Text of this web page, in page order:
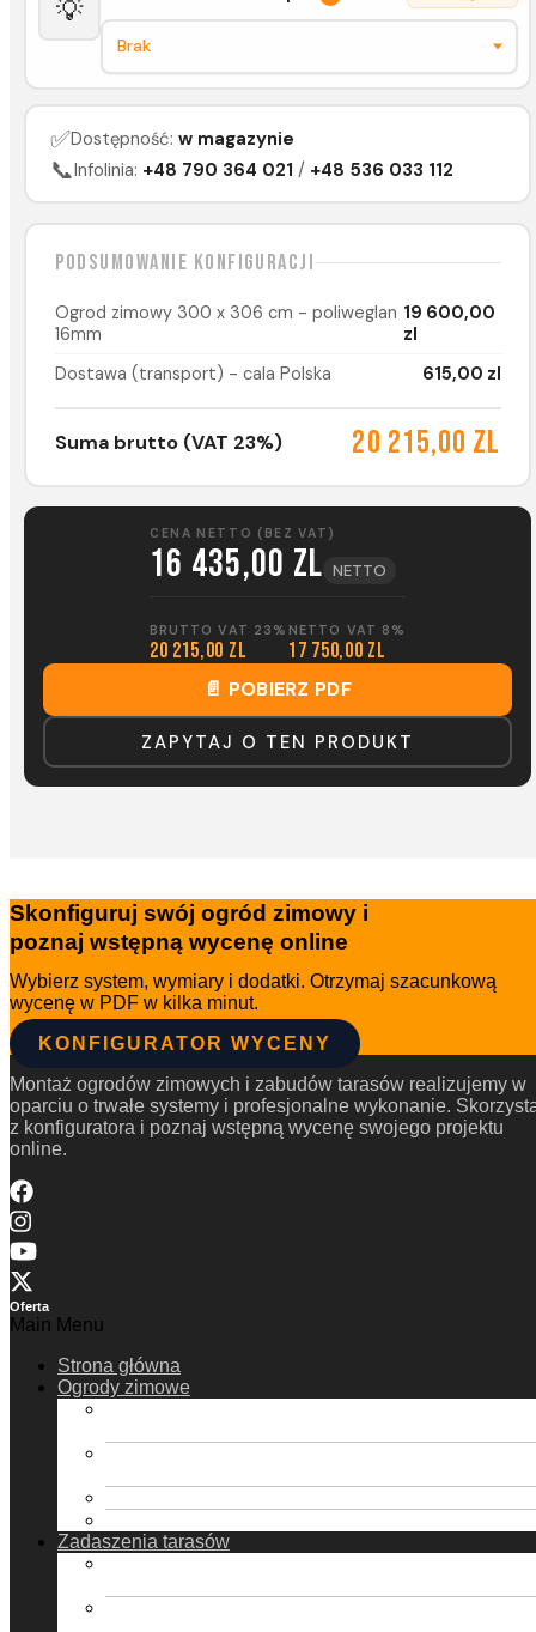
💡
✅Dostępność: w magazynie
📞Infolinia: +48 790 364 021 / +48 536 033 112
Podsumowanie konfiguracji
Ogrod zimowy 300 x 306 cm - poliweglan
16mm
19 600,00
zl
Dostawa (transport) - cala Polska
615,00 zl
Suma brutto (VAT 23%) 20 215,00 zl
CENA NETTO (BEZ VAT)
16 435,00 zl NETTO
BRUTTO VAT 23%
20 215,00 zl
NETTO VAT 8%
17 750,00 zl
📄 POBIERZ PDF
ZAPYTAJ O TEN PRODUKT
Skonfiguruj swój ogród zimowy i
poznaj wstępną wycenę online
Wybierz system, wymiary i dodatki. Otrzymaj szacunkową
wycenę w PDF w kilka minut.
KONFIGURATOR WYCENY
Montaż ogrodów zimowych i zabudów tarasów realizujemy w
oparciu o trwałe systemy i profesjonalne wykonanie.
z konfiguratora i poznaj wstępną wycenę swojego projektu
online.
Oferta
Main Menu
Strona główna
Ogrody zimowe
Zadaszenia tarasów